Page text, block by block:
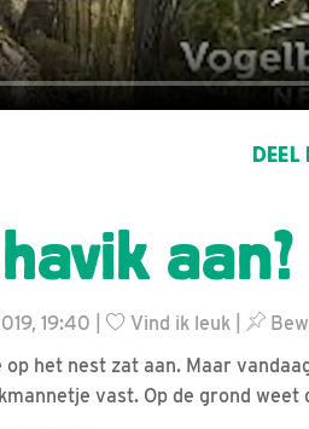
DEEL
aan?
19:40 | Vind ik leuk
het nest zat aan. Maar
vast. Op de grond weet